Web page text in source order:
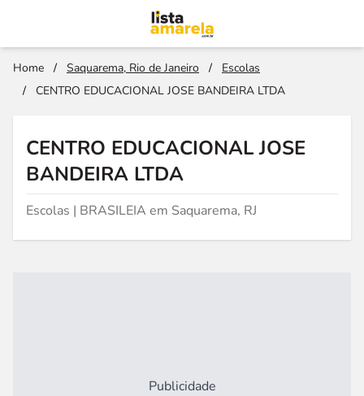
Home / Saquarema, Rio de Janeiro /
Escolas
/
CENTRO EDUCACIONAL JOSE BANDEIRA LTDA
CENTRO EDUCACIONAL JOSE
BANDEIRA LTDA
Escolas | BRASILEIA em Saquarema, RJ
Publicidade